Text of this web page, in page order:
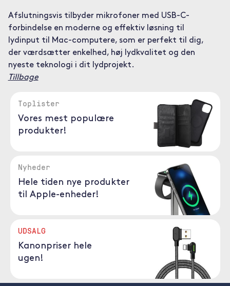
Afslutningsvis tilbyder mikrofoner med USB-C-
forbindelse en moderne og effektiv løsning til
lydinput til Mac-computere, som er perfekt til dig,
der værdsætter enkelhed, høj lydkvalitet og den
nyeste teknologi i dit lydprojekt.
Tillbage
Toplister
Vores mest populære
produkter!
Nyheder
Hele tiden nye produkter
til Apple-enheder!
UDSALG
Kanonpriser hele
ugen!